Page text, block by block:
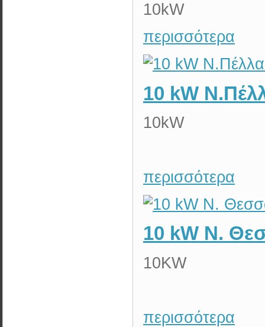
10kW
περισσότερα
10 kW
10kW
περισσότερα
10 kW N.
10KW
περισσότερα